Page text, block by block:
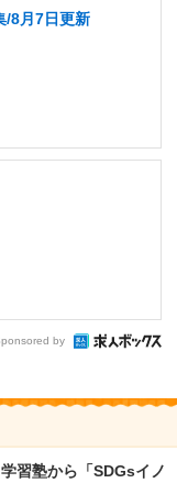
/8月7日更新
by
習塾から「SDGsイノ